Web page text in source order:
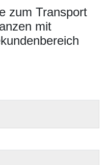
zum Transport
mit